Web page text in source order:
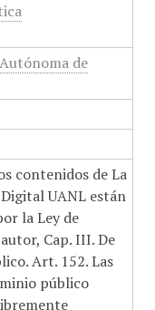
de
contenidos de La
UANL están
la Ley de
Cap. III. De
Art. 152. Las
público